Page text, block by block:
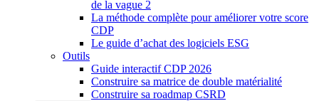
de la vague 2
La méthode complète pour améliorer votre score
CDP
Le guide d’achat des logiciels ESG
Outils
Guide interactif CDP 2026
Construire sa matrice de double matérialité
Construire sa roadmap CSRD